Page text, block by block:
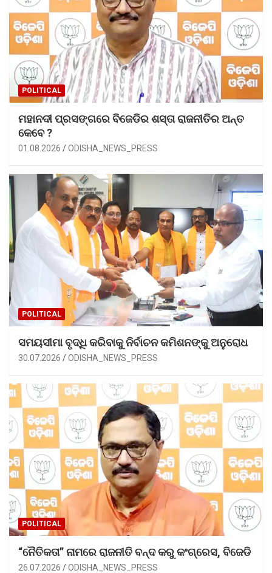
POLITICAL
ମହାନଦୀ ପ୍ରସଙ୍ଗରେ ବିଜେଡିର ଶସ୍ତା ରାଜନୀତିର ଅନ୍ତ
କେବେ ?
01.08.2026 ODISHA_NEWS_PRESS
POLITICAL
ସମୟସୀମା ବୃଦ୍ଧି କରିବାକୁ ନିର୍ବାଚନ କମିଶନଙ୍କୁ ଅନୁରୋଧ
30.07.2026 ODISHA_NEWS_PRESS
POLITICAL
“ନୈତିକତା” ନାମରେ ରାଜନୀତି ବନ୍ଦ କରୁ କଂଗ୍ରେସ, ବିଜେଡି
26.07.2026 ODISHA_NEWS_PRESS